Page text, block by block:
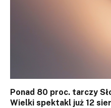
Ponad 80 proc. tarczy
Wielki spektakl już 12